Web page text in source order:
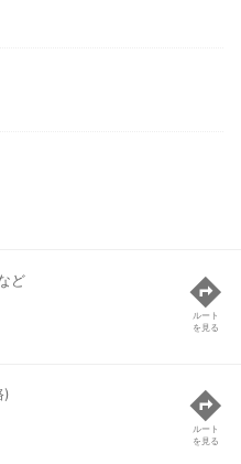
ど
ルート
を見る
)
ルート
を見る